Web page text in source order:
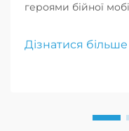
героями бійної
Дізнатися більше